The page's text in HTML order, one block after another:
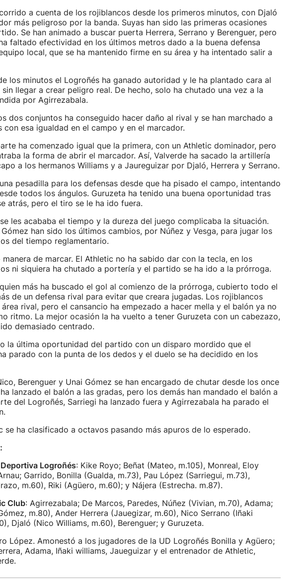
a cuenta de los rojiblancos desde los primeros minutos, con Djaló
más peligroso por la banda. Suyas han sido las primeras ocasiones
Se han animado a buscar puerta Herrera, Serrano y Berenguer, pero
faltado efectividad en los últimos metros dado a la buena defensa
local, que se ha mantenido firme en su área y ha intentado salir a
los minutos el Logroñés ha ganado autoridad y le ha plantado cara al
llegar a crear peligro real. De hecho, solo ha chutado una vez a la
por Agirrezabala.
dos conjuntos ha conseguido hacer daño al rival y se han marchado a
con esa igualdad en el campo y en el marcador.
ha comenzado igual que la primera, con un Athletic dominador, pero
la forma de abrir el marcador. Así, Valverde ha sacado la artillería
a los hermanos Williams y a Jaureguizar por Djaló, Herrera y Serrano.
pesadilla para los defensas desde que ha pisado el campo, intentando
todos los ángulos. Guruzeta ha tenido una buena oportunidad tras
atrás, pero el tiro se le ha ido fuera.
les acababa el tiempo y la dureza del juego complicaba la situación.
han sido los últimos cambios, por Núñez y Vesga, para jugar los
del tiempo reglamentario.
manera de marcar. El Athletic no ha sabido dar con la tecla, en los
ni siquiera ha chutado a portería y el partido se ha ido a la prórroga.
más ha buscado el gol al comienzo de la prórroga, cubierto todo el
de un defensa rival para evitar que creara jugadas. Los rojiblancos
rival, pero el cansancio ha empezado a hacer mella y el balón ya no
ritmo. La mejor ocasión la ha vuelto a tener Guruzeta con un cabezazo,
demasiado centrado.
la última oportunidad del partido con un disparo mordido que el
parado con la punta de los dedos y el duelo se ha decidido en los
Berenguer y Unai Gómez se han encargado de chutar desde los once
lanzado el balón a las gradas, pero los demás han mandado el balón a
del Logroñés, Sarriegi ha lanzado fuera y Agirrezabala ha parado el
se ha clasificado a octavos pasando más apuros de lo esperado.
Logroñés: Kike Royo; Beñat (Mateo, m.105), Monreal, Eloy
Garrido, Bonilla (Gualda, m.73), Pau López (Sarriegui, m.73),
m.60), Riki (Agüero, m.60); y Nájera (Estrecha. m.87).
Club: Agirrezabala; De Marcos, Paredes, Núñez (Vivian, m.70), Adama;
m.80), Ander Herrera (Jauegizar, m.60), Nico Serrano (Iñaki
Djaló (Nico Williams, m.60), Berenguer; y Guruzeta.
López. Amonestó a los jugadores de la UD Logroñés Bonilla y Agüero;
Adama, Iñaki williams, Jaueguizar y el entrenador de Athletic,